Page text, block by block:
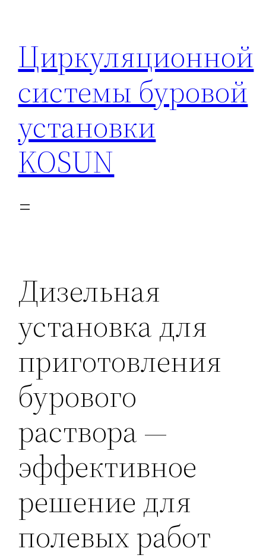
содержимому
Циркуляционной
системы буровой
установки
KOSUN
Дизельная
установка для
приготовления
бурового
раствора —
эффективное
решение для
полевых работ